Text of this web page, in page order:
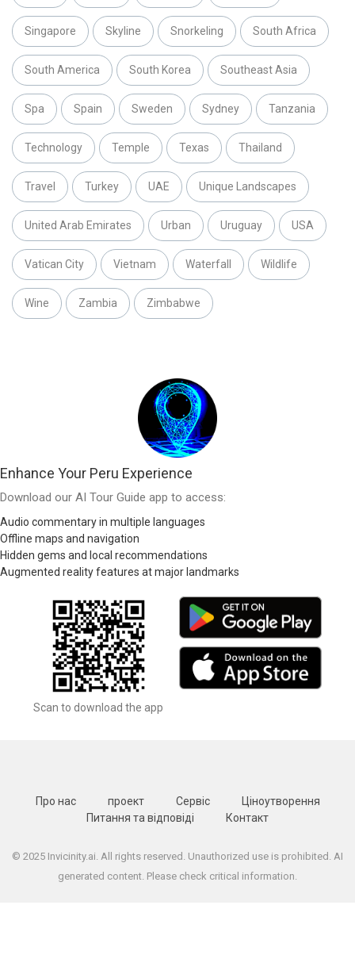
Singapore Skyline Snorkeling South Africa
South America South Korea Southeast Asia
Spa Spain Sweden Sydney Tanzania
Technology Temple Texas Thailand
Travel Turkey UAE Unique Landscapes
United Arab Emirates Urban Uruguay USA
Vatican City Vietnam Waterfall Wildlife
Wine Zambia Zimbabwe
Enhance Your Peru Experience
Download our AI Tour Guide app to access:
Audio commentary in multiple languages
Offline maps and navigation
Hidden gems and local recommendations
Augmented reality features at major landmarks
Scan to download the app
Про нас проект Сервіс
Ціноутворення
Питання та відповіді
Контакт
© 2025 Invicinity.ai. All rights reserved. Unauthorized use is prohibited. AI
generated content. Please check critical information.